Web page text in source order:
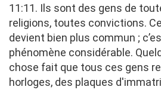
11:11. Ils sont des gens de
religions, toutes convictions.
devient bien plus commun ;
phénomène considérable.
chose fait que tous ces gens
horloges, des plaques